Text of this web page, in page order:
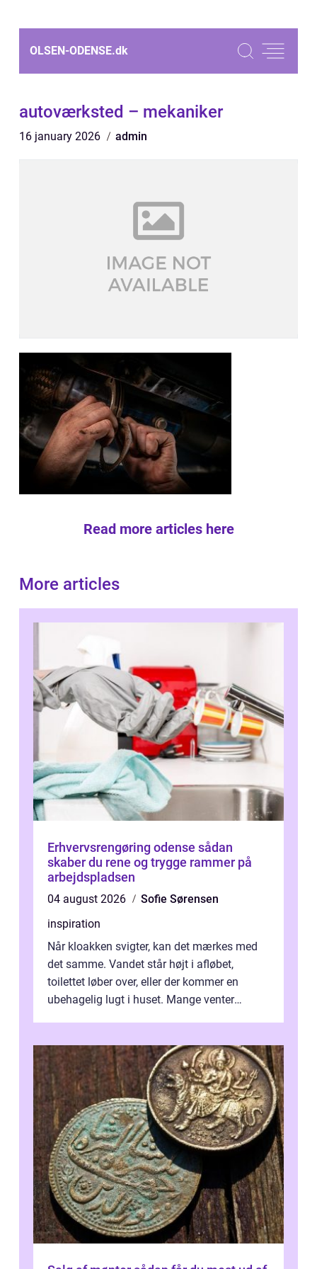
OLSEN-ODENSE.dk
autoværksted – mekaniker
16 january 2026 admin
Read more articles here
More articles
Erhvervsrengøring odense sådan
skaber du rene og trygge rammer på
arbejdspladsen
04 august 2026
Sofie Sørensen
inspiration
Når kloakken svigter, kan det mærkes med
det samme. Vandet står højt i afløbet,
toilettet løber over, eller der kommer en
ubehagelig lugt i huset. Mange venter